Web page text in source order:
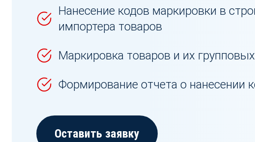
Нанесение кодов маркировки в
импортера товаров
Маркировка товаров и их
Формирование отчета о нанесении
Оставить заявку